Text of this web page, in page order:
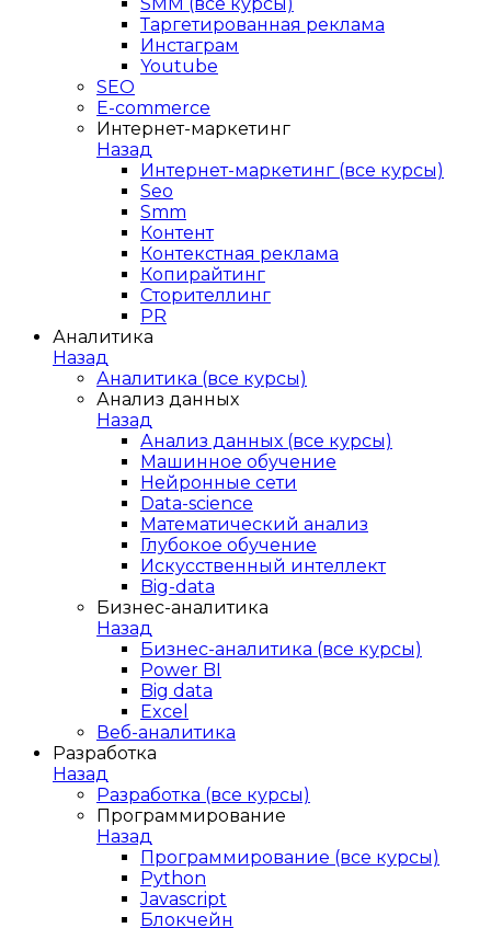
Таргетированная реклама
Инстаграм
Youtube
SEO
E-сommerce
Интернет-маркетинг
Назад
Интернет-маркетинг (все курсы)
Seo
Smm
Контент
Контекстная реклама
Копирайтинг
Сторителлинг
PR
Аналитика
Назад
Аналитика (все курсы)
Анализ данных
Назад
Анализ данных (все курсы)
Машинное обучение
Нейронные сети
Data-science
Математический анализ
Глубокое обучение
Искусственный интеллект
Big-data
Бизнес-аналитика
Назад
Бизнес-аналитика (все курсы)
Power BI
Big data
Excel
Веб-аналитика
Разработка
Назад
Разработка (все курсы)
Программирование
Назад
Программирование (все курсы)
Python
Javascript
Блокчейн